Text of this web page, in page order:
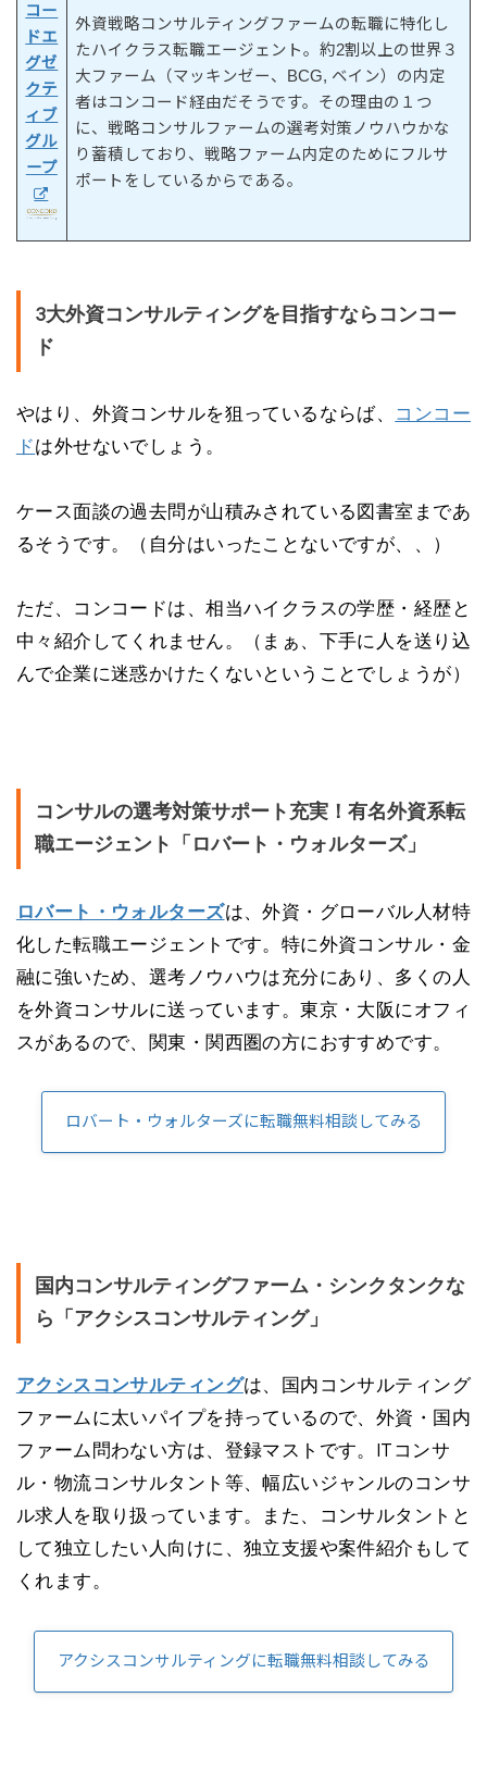
コー
ドエ
グゼ
クテ
ィブ
グル
ープ
外資戦略コンサルティングファームの転職に特化し
たハイクラス転職エージェント。約2割以上の世界３
大ファーム（マッキンゼー、BCG, ベイン）の内定
者はコンコード経由だそうです。その理由の１つ
に、戦略コンサルファームの選考対策ノウハウかな
り蓄積しており、戦略ファーム内定のためにフルサ
ポートをしているからである。
3大外資コンサルティングを目指すならコンコー
ド
やはり、外資コンサルを狙っているならば、 コンコー
ドは外せないでしょう。
ケース面談の過去問が山積みされている図書室まであ
るそうです。（自分はいったことないですが、、）
ただ、コンコードは、相当ハイクラスの学歴・経歴と
中々紹介してくれません。（まぁ、下手に人を送り込
んで企業に迷惑かけたくないということでしょうが）
コンサルの選考対策サポート充実！有名外資系転
職エージェント「ロバート・ウォルターズ」
ロバート・ウォルターズは、外資・グローバル人材特
化した転職エージェントです。特に外資コンサル・金
融に強いため、選考ノウハウは充分にあり、多くの人
を外資コンサルに送っています。東京・大阪にオフィ
スがあるので、関東・関西圏の方におすすめです。
ロバート・ウォルターズに転職無料相談してみる
国内コンサルティングファーム・シンクタンクな
ら「アクシスコンサルティング」
アクシスコンサルティングは、国内コンサルティング
ファームに太いパイプを持っているので、外資・国内
ファーム問わない方は、登録マストです。ITコンサ
ル・物流コンサルタント等、幅広いジャンルのコンサ
ル求人を取り扱っています。また、コンサルタントと
して独立したい人向けに、独立支援や案件紹介もして
くれます。
アクシスコンサルティングに転職無料相談してみる